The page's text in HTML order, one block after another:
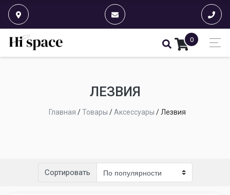
0
ЛЕЗВИЯ
Главная /Товары /Аксессуары / Лезвия
Сортировать